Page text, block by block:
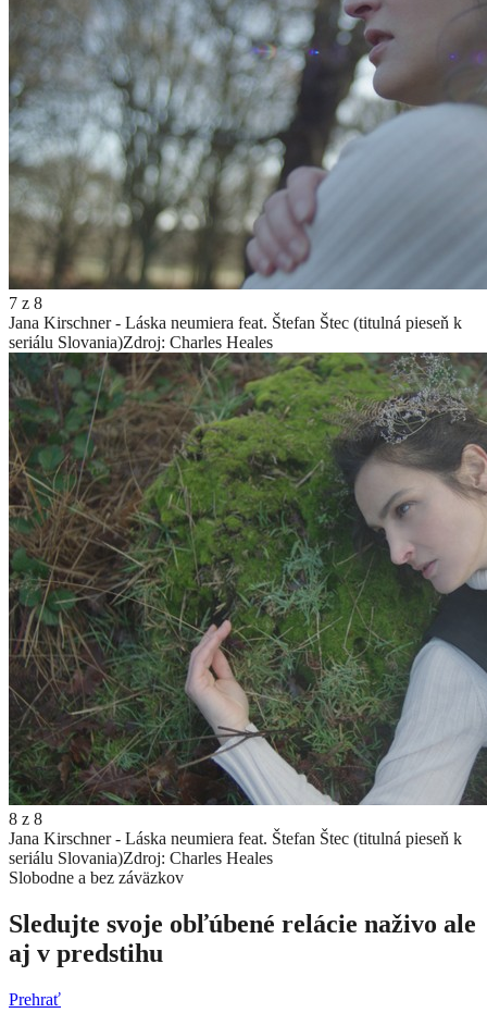
7 z 8
Jana Kirschner - Láska neumiera feat. Štefan Štec (titulná pieseň k
seriálu Slovania)Zdroj: Charles Heales
8 z 8
Jana Kirschner - Láska neumiera feat. Štefan Štec (titulná pieseň k
seriálu Slovania)Zdroj: Charles Heales
Slobodne a bez záväzkov
Sledujte svoje obľúbené relácie naživo ale
aj v predstihu
Prehrať